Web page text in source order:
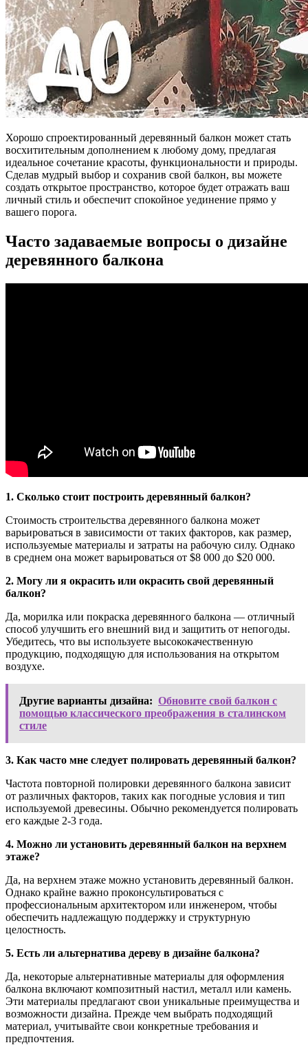
Хорошо спроектированный деревянный балкон может стать
восхитительным дополнением к любому дому, предлагая
идеальное сочетание красоты, функциональности и природы.
Сделав мудрый выбор и сохранив свой балкон, вы можете
создать открытое пространство, которое будет отражать ваш
личный стиль и обеспечит спокойное уединение прямо у
вашего порога.
Часто задаваемые вопросы о дизайне
деревянного балкона
1. Сколько стоит построить деревянный балкон?
Стоимость строительства деревянного балкона может
варьироваться в зависимости от таких факторов, как размер,
используемые материалы и затраты на рабочую силу. Однако
в среднем она может варьироваться от $8 000 до $20 000.
2. Могу ли я окрасить или окрасить свой деревянный
балкон?
Да, морилка или покраска деревянного балкона — отличный
способ улучшить его внешний вид и защитить от непогоды.
Убедитесь, что вы используете высококачественную
продукцию, подходящую для использования на открытом
воздухе.
Другие варианты дизайна: Обновите свой балкон с
помощью классического преображения в сталинском
стиле
3. Как часто мне следует полировать деревянный балкон?
Частота повторной полировки деревянного балкона зависит
от различных факторов, таких как погодные условия и тип
используемой древесины. Обычно рекомендуется полировать
его каждые 2-3 года.
4. Можно ли установить деревянный балкон на верхнем
этаже?
Да, на верхнем этаже можно установить деревянный балкон.
Однако крайне важно проконсультироваться с
профессиональным архитектором или инженером, чтобы
обеспечить надлежащую поддержку и структурную
целостность.
5. Есть ли альтернатива дереву в дизайне балкона?
Да, некоторые альтернативные материалы для оформления
балкона включают композитный настил, металл или камень.
Эти материалы предлагают свои уникальные преимущества и
возможности дизайна. Прежде чем выбрать подходящий
материал, учитывайте свои конкретные требования и
предпочтения.